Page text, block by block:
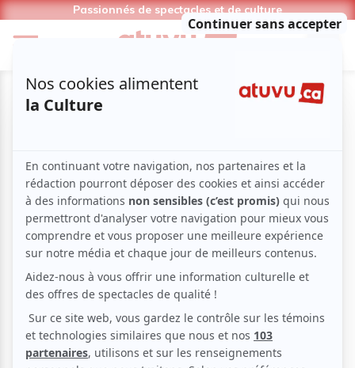
Passionnés de spectacles et de culture